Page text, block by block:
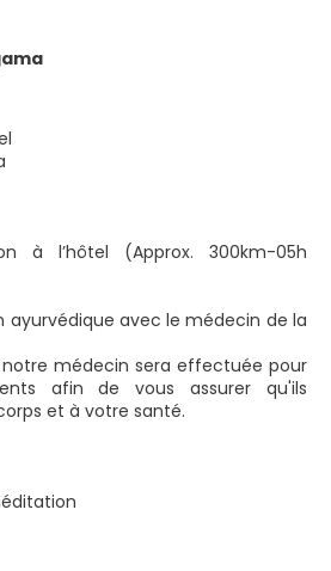
à l’hôtel (Approx. 300km-05h
ayurvédique avec le médecin de la
médecin sera effectuée pour
afin de vous assurer qu'ils
et à votre santé.